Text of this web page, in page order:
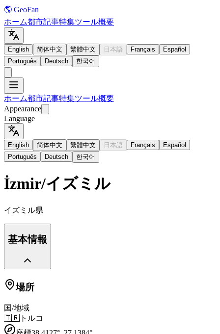
🌎 GeoFan
ホーム都市記事特集ツール概要
English 简体中文 繁體中文 日本語 Français
Español
Português
Deutsch 한국어
ホーム都市記事特集ツール概要
Appearance
Language
English 简体中文 繁體中文 日本語 Français
Español
Português
Deutsch 한국어
İzmir/イズミル
イズミル県
基本情報
場所
国/地域
🇹🇷 トルコ